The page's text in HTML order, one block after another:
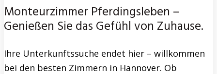
Monteurzimmer Pferdingsleben –
Genießen Sie das Gefühl von Zuhause.
Ihre Unterkunftssuche endet hier – willkommen
bei den besten Zimmern in Hannover. Ob